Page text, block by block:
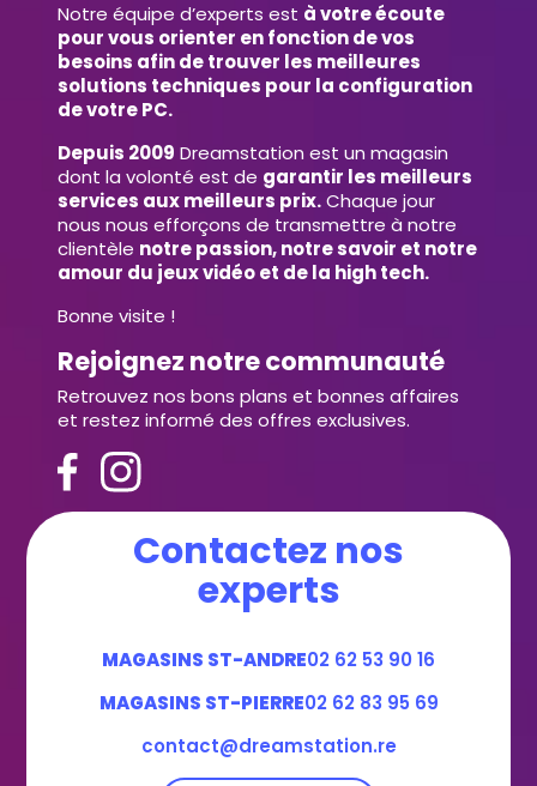
Notre équipe d’experts est à votre écoute
pour vous orienter en fonction de vos
besoins afin de trouver les meilleures
solutions techniques pour la configuration
de votre PC.
Depuis 2009 Dreamstation est un magasin
dont la volonté est de garantir les meilleurs
services aux meilleurs prix.Chaque jour
nous nous efforçons de transmettre à notre
clientèle notre passion, notre savoir et notre
amour du jeux vidéo et de la high tech.
Bonne visite !
Rejoignez notre communauté
Retrouvez nos bons plans et bonnes affaires
et restez informé des offres exclusives.
Contactez nos
experts
MAGASINS ST-ANDRE02 62 53 90 16
MAGASINS ST-PIERRE02 62 83 95 69
contact@dreamstation.re